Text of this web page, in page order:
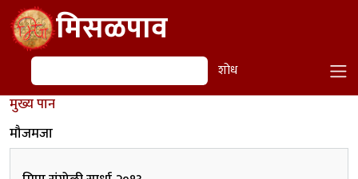
Skip to main contentमिसळपाव
शोध शोध
मुख्य पान
मौजमजा